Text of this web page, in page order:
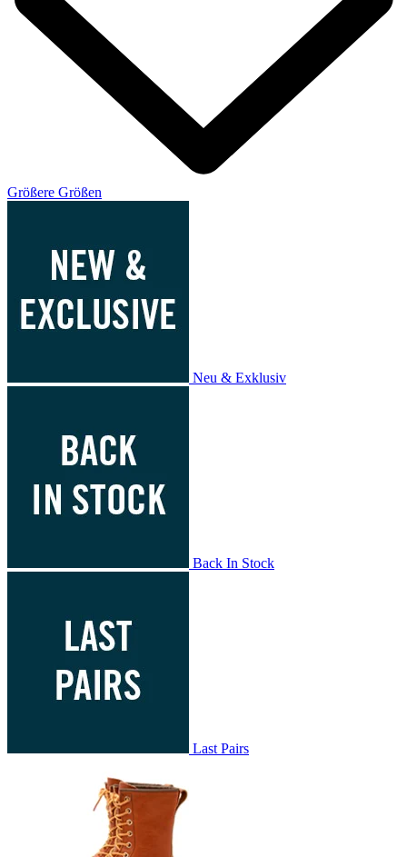
Größere Größen
Neu & Exklusiv
Back In Stock
Last Pairs